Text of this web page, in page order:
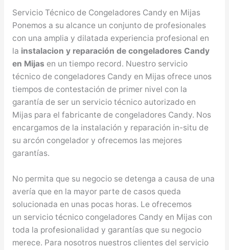
Servicio Técnico de Congeladores Candy en Mijas
Ponemos a su alcance un conjunto de profesionales
con una amplia y dilatada experiencia profesional en
la instalacion y reparación de congeladores Candy
en Mijas en un tiempo record. Nuestro servicio
técnico de congeladores Candy en Mijas ofrece unos
tiempos de contestación de primer nivel con la
garantía de ser un servicio técnico autorizado en
Mijas para el fabricante de congeladores Candy. Nos
encargamos de la instalación y reparación in-situ de
su arcón congelador y ofrecemos las mejores
garantías.
No permita que su negocio se detenga a causa de una
avería que en la mayor parte de casos queda
solucionada en unas pocas horas. Le ofrecemos
un servicio técnico congeladores Candy en Mijas con
toda la profesionalidad y garantías que su negocio
merece. Para nosotros nuestros clientes del servicio